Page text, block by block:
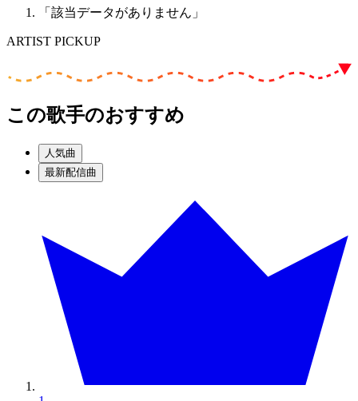
「該当データがありません」
ARTIST PICKUP
この歌手のおすすめ
人気曲
最新配信曲